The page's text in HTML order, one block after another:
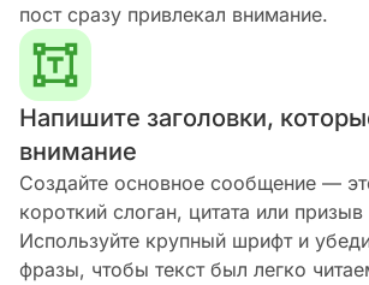
пост сразу привлекал внимание.
Напишите заголовки,
внимание
Создайте основное сообщение —
короткий слоган, цитата или
Используйте крупный шрифт и
фразы, чтобы текст был легко